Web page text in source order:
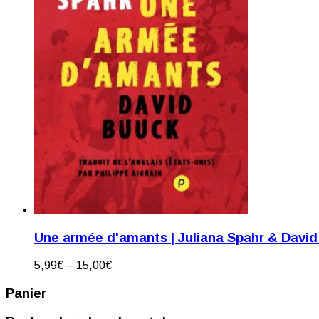
Une armée d'amants | Juliana Spahr &
5,99€ – 15,00€
Panier